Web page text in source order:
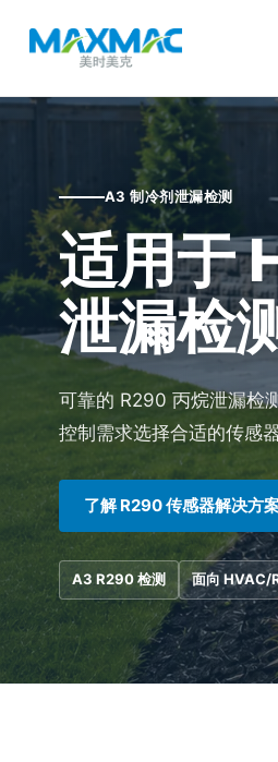
A3 制冷剂泄漏检测
适用于
泄漏检
可靠的 R290 丙烷泄漏检
控制需求选择合适的传感器
了解 R290 传感器解决方
A3 R290 检测 面向 HVAC/